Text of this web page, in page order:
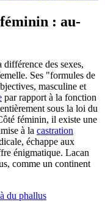
: au-
des sexes,
Ses "formules de
masculine et
par rapport à la fonction
sous la loi du
féminin, il existe une
à la castration
échappe aux
énigmatique. Lacan
comme un continent
du phallus